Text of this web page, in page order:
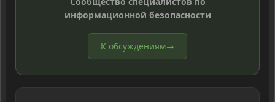
информационной безопасности
К обсуждениям→